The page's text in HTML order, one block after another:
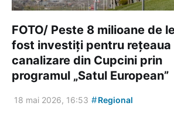
FOTO/ Peste 8 milioane de
fost investiți pentru rețeaua
canalizare din Cupcini prin
programul „Satul European”
18 mai 2026, 16:53 #Regional